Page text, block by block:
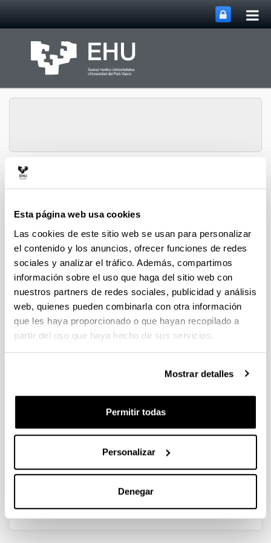
Esta página web usa cookies
Las cookies de este sitio web se usan para personalizar
el contenido y los anuncios, ofrecer funciones de redes
sociales y analizar el tráfico. Además, compartimos
información sobre el uso que haga del sitio web con
nuestros partners de redes sociales, publicidad y análisis
web, quienes pueden combinarla con otra información
que les haya proporcionado o que hayan recopilado a
partir del uso que haya hecho de sus servicios.
Mostrar detalles
Permitir todas
Personalizar
Denegar
Grupo de Investigación
Máster Universitario en Marina
Máster Universitario en Marina
Máster Universitario en Náutica y
Transporte Marítimo
Máster Universitario en Náutica y Transporte